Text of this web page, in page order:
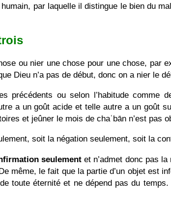
par laquelle il distingue le bien du
ou nier une chose pour une chose, par
Dieu n’a pas de début, donc on a nier le
précédents ou selon l’habitude comme
a un goût acide et telle autre a un goût
et jeûner le mois de chaʿbān n’est pas
soit la négation seulement, soit la
seulementet n’admet donc pas
même, le fait que la partie d’un objet est
toute éternité et ne dépend pas du temps.